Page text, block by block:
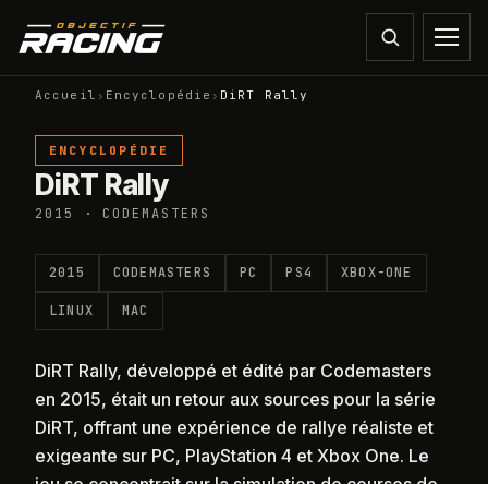
Accueil › Encyclopédie › DiRT Rally
ENCYCLOPÉDIE
DiRT Rally
2015 · CODEMASTERS
2015 CODEMASTERS PC PS4 XBOX-ONE
LINUX MAC
DiRT Rally, développé et édité par Codemasters
en 2015, était un retour aux sources pour la série
DiRT, offrant une expérience de rallye réaliste et
exigeante sur PC, PlayStation 4 et Xbox One. Le